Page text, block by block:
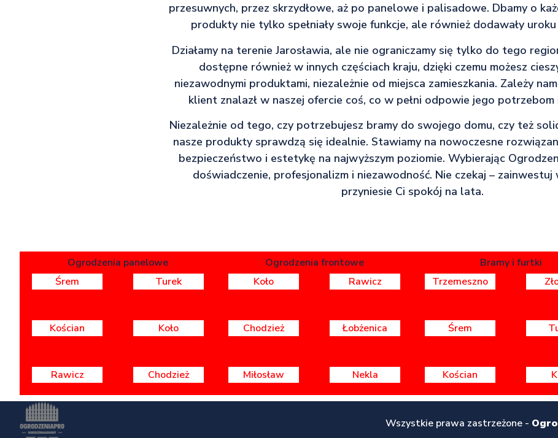
przesuwnych, przez skrzydłowe, aż po panelowe i palisadowe. Dbamy o
produkty nie tylko spełniały swoje funkcje, ale również dodawały
Działamy na terenie Jarosławia, ale nie ograniczamy się tylko do tego
dostępne również w innych częściach kraju, dzięki czemu możesz
niezawodnymi produktami, niezależnie od miejsca zamieszkania. Zależy
klient znalazł w naszej ofercie coś, co w pełni odpowie jego potrzebom
Niezależnie od tego, czy potrzebujesz bramy do swojego domu, czy też
nasze produkty sprawdzą się idealnie. Stawiamy na nowoczesne
bezpieczeństwo i estetykę na najwyższym poziomie. Wybierając
doświadczenie, profesjonalizm i niezawodność. Nie czekaj – zainwestuj
przyniesie Ci spokój na lata.
Ogrodzenia panelowe
Śrem
Turek
Kościan Koło
Rawicz Chodzież
Ogrodzenia frontowe
Koło
Rawicz
Chodzież Łobżenica
Miłosław Nekla
Bramy i furtki
Trzemeszno
Śrem
Kościan
Wszystkie prawa zastrzeżone -